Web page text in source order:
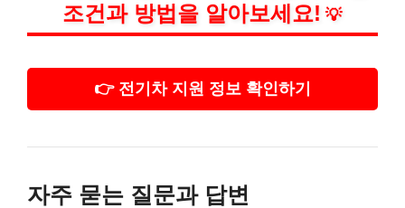
조건과 방법을 알아보세요! 💡
👉 전기차 지원 정보 확인하기
자주 묻는 질문과 답변